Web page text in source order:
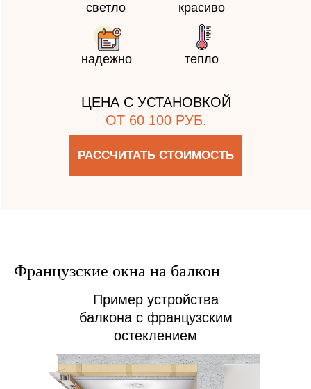
ЦЕНА С УСТАНОВКОЙ
ОТ 60 100 РУБ.
РАССЧИТАТЬ СТОИМОСТЬ
светло красиво
надежно тепло
Французские окна на балкон
Пример устройства
балкона с французским
остеклением